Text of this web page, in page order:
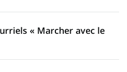
« Marcher avec le